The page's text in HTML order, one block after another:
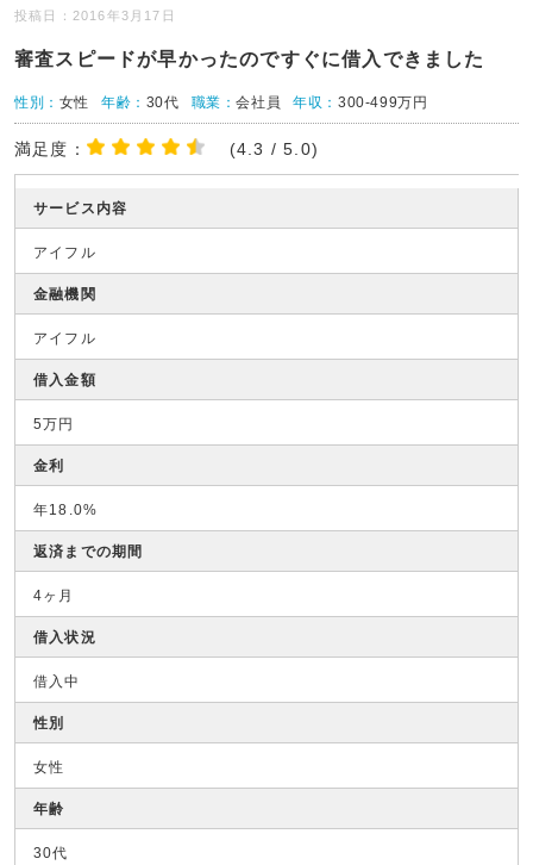
投稿日：2016年3月17日
審査スピードが早かったのですぐに借入できました
性別： 女性 年齢： 30代 職業：会社員 年収：300-499万円
満足度： (4.3 / 5.0)
サービス内容
アイフル
金融機関
アイフル
借入金額
5万円
金利
年18.0%
返済までの期間
4ヶ月
借入状況
借入中
性別
女性
年齢
30代